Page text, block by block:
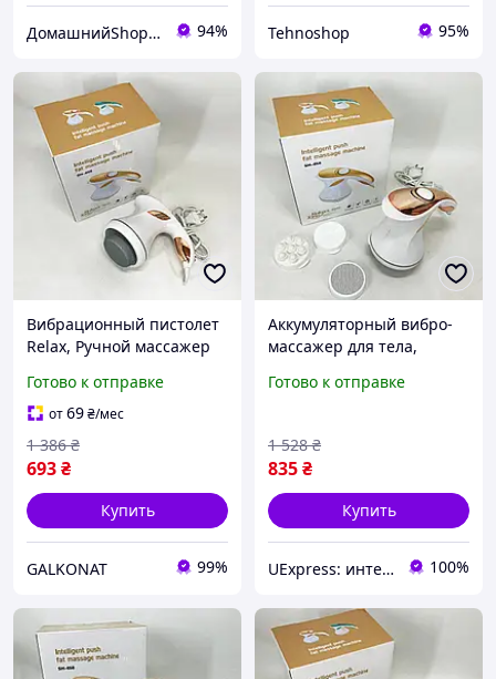
ДомашнийShop🏡✨ - заказ онлайн, не выходя из дома💕 94% Tehnoshop 95%
Вибрационный пистолет
Relax, Ручной массажер
массажер для спины ME-
35
Готово к отправке
от69₴/мес
693₴
1 386 ₴
Купить
GALKONAT 99%
Аккумуляторный вибро-
массажер для тела,
разминания мышц
и тела ST-56
Готово к отправке
835₴
1 528 ₴
Купить
UExpress: интернет-магазин 100%